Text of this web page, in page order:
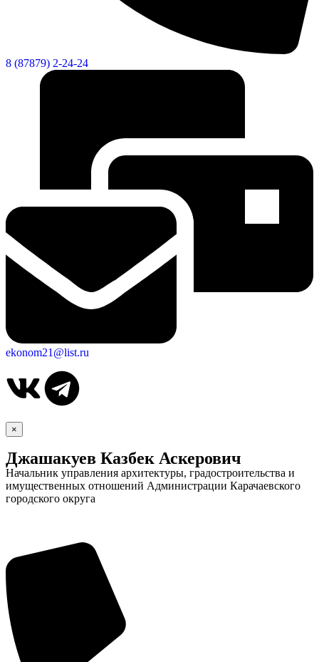
8 (87879) 2-24-24
ekonom21@list.ru
×
Джашакуев Казбек Аскерович
Начальник управления архитектуры, градостроительства и
имущественных отношений Администрации Карачаевского
городского округа